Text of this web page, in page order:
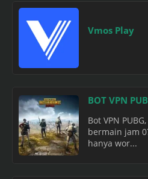
Vmos Play
BOT VPN
Bot VPN
bermain jam
hanya wor...